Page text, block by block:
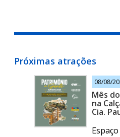
Próximas atrações
08/08/
Mês
na
Cia.